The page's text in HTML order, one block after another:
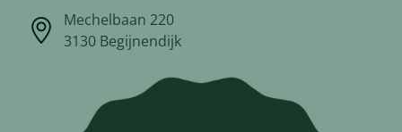
Mechelbaan 220
3130 Begijnendijk